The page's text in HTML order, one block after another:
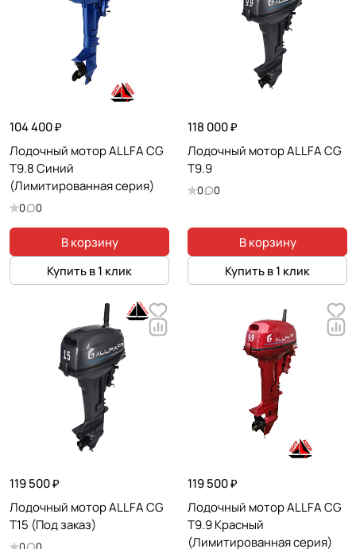
104 400 ₽
Лодочный мотор ALLFA CG
T9.8 Синий
(Лимитированная серия)
0 0
В корзину
Купить в 1 клик
118 000 ₽
Лодочный мотор ALLFA CG
T9.9
0 0
В корзину
Купить в 1 клик
119 500 ₽
Лодочный мотор ALLFA CG
T15 (Под заказ)
119 500 ₽
Лодочный мотор ALLFA CG
T9.9 Красный
(Лимитированная серия)